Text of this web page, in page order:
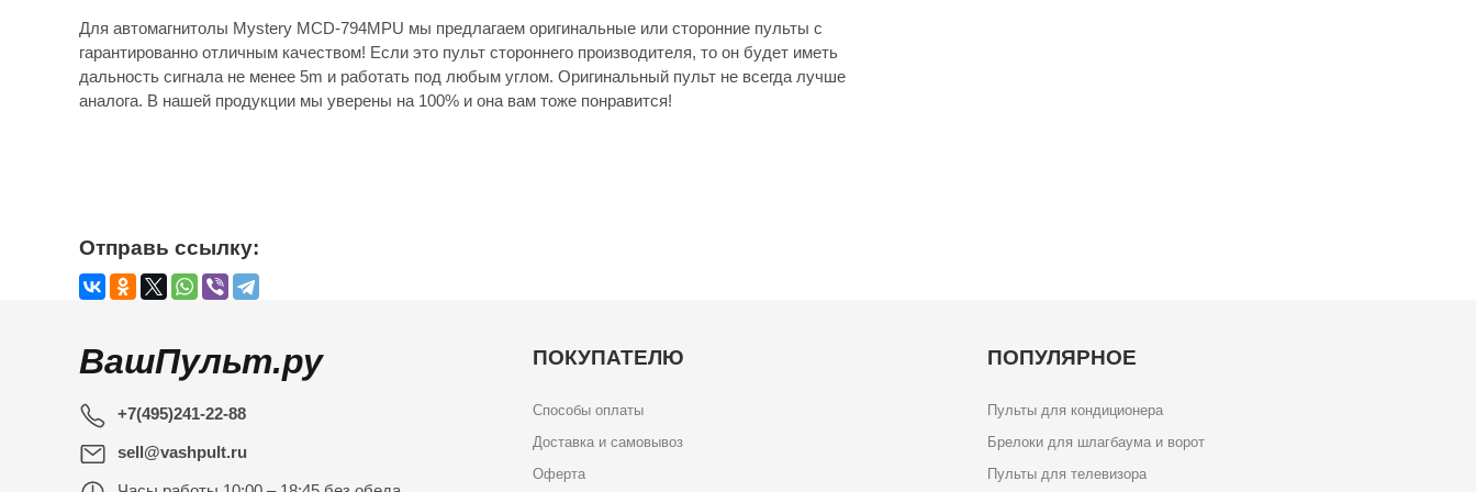
Для автомагнитолы Mystery MCD-794MPU мы предлагаем оригинальные или сторонние пульты с
гарантированно отличным качеством! Если это пульт стороннего производителя, то он будет иметь
дальность сигнала не менее 5m и работать под любым углом. Оригинальный пульт не всегда лучше
аналога. В нашей продукции мы уверены на 100% и она вам тоже понравится!
Отправь ссылку:
ВашПульт.ру
+7(495)241-22-88
sell@vashpult.ru
ПОКУПАТЕЛЮ
Способы оплаты
Доставка и самовывоз
Оферта
ПОПУЛЯРНОЕ
Пульты для кондиционера
Брелоки для шлагбаума и ворот
Пульты для телевизора